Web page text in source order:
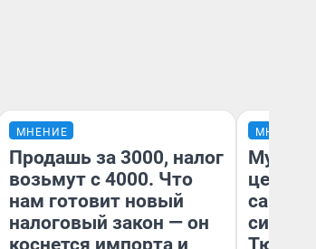
МНЕНИЕ
Продашь за 3000, налог
возьмут с 4000. Что
нам готовит новый
налоговый закон — он
коснется импорта и
МНЕНИЕ
Музей